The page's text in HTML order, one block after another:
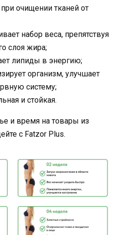
очищении тканей от
набор веса, препятствуя
слоя жира;
липиды в энергию;
организм, улучшает
систему;
и стойкая.
и время на товары из
с Fatzor Plus.